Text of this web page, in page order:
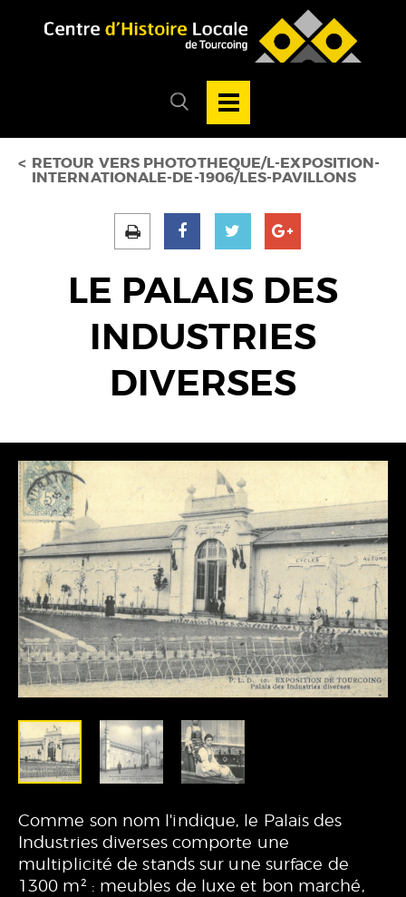
Ouvrir/Fermer
la
RETOUR VERS PHOTOTHEQUE/L-EXPOSITION-
INTERNATIONALE-DE-1906/LES-PAVILLONS
LE PALAIS DES
INDUSTRIES
DIVERSES
Comme son nom l'indique, le Palais des
Industries diverses comporte une
multiplicité de stands sur une surface de
1300 m² : meubles de luxe et bon marché,